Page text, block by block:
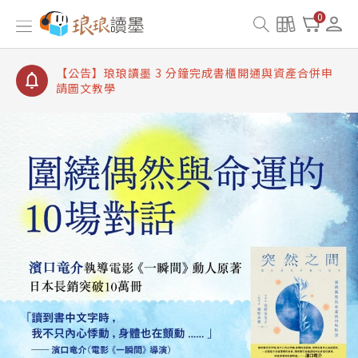
0
【公告】琅琅讀墨書櫃開通常見問題
【公告】琅琅讀墨 3 分鐘完成書櫃開通與資產合併申
【公告】琅琅書店服務升級重要說明及資產合併結果
查詢
【公告】琅琅讀墨數位閱讀資產合併與書櫃開通申請